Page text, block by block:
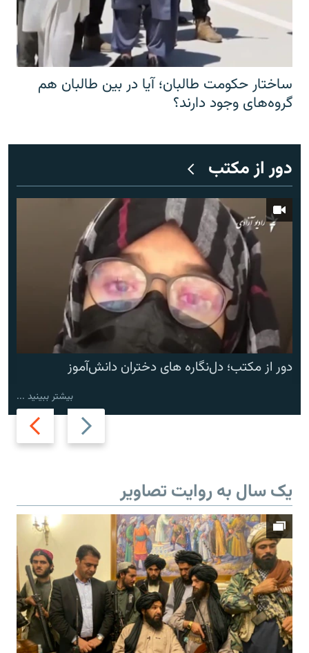
ساختار حکومت طالبان؛ آیا در بین طالبان هم
گروه‌های وجود دارند؟
دور از مکتب
Previous
slide
Next
slide
دور از مکتب؛ دل‌نگاره های دختران دانش‌آموز
بیشتر ببینید ...
یک سال به روایت تصاویر